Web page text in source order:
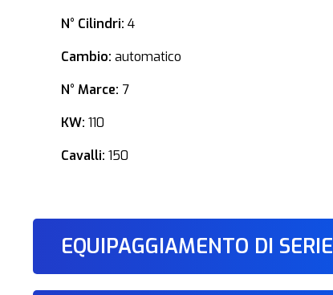
N° Cilindri: 4
Cambio: automatico
N° Marce: 7
KW: 110
Cavalli: 150
EQUIPAGGIAMENTO DI SERIE